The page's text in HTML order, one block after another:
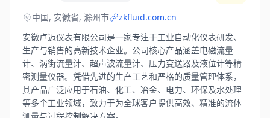
中国, 安徽省, 滁州市
zkfluid.com.cn
安徽卢迈仪表有限公司是一家专注于工业自动化仪表研发、
生产与销售的高新技术企业。公司核心产品涵盖电磁流量
计、涡街流量计、超声波流量计、压力变送器及液位计等精
密测量仪器。凭借先进的生产工艺和严格的质量管理体系，
其产品广泛应用于石油、化工、冶金、电力、环保及水处理
等多个工业领域，致力于为全球客户提供高效、精准的流体